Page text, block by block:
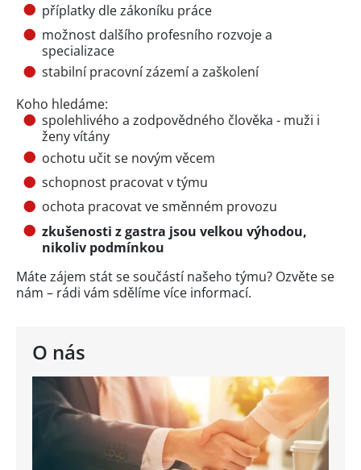
O nás
příplatky dle zákoníku práce
možnost dalšího profesního rozvoje a
specializace
stabilní pracovní zázemí a zaškolení
Koho hledáme:
spolehlivého a zodpovědného člověka - muži i
ženy vítány
ochotu učit se novým věcem
schopnost pracovat v týmu
ochota pracovat ve směnném provozu
zkušenosti z gastra jsou velkou výhodou,
nikoliv podmínkou
Máte zájem stát se součástí našeho týmu? Ozvěte se
nám – rádi vám sdělíme více informací.